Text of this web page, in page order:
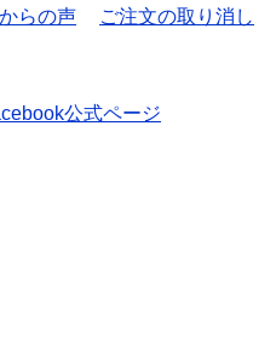
らの声 ご注文の取り消し
公式ページ